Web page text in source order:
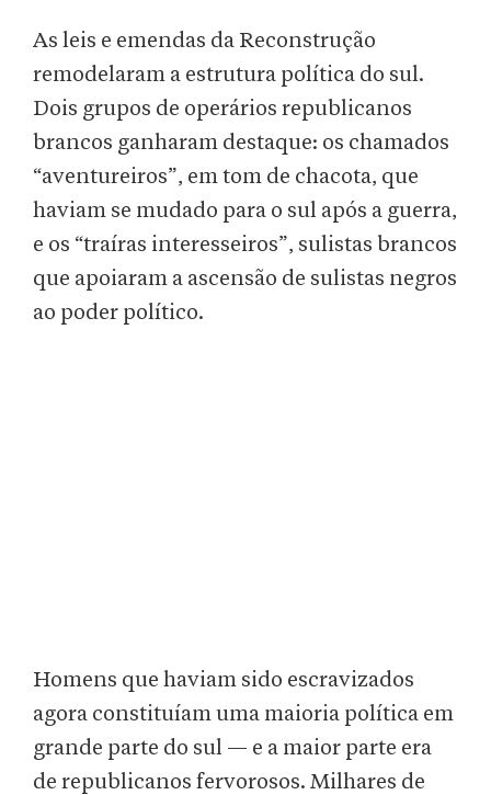
As leis e emendas da Reconstrução
remodelaram a estrutura política do sul.
Dois grupos de operários republicanos
brancos ganharam destaque: os chamados
“aventureiros”, em tom de chacota, que
haviam se mudado para o sul após a guerra,
e os “traíras interesseiros”, sulistas brancos
que apoiaram a ascensão de sulistas negros
ao poder político.
Homens que haviam sido escravizados
agora constituíam uma maioria política em
grande parte do sul — e a maior parte era
de republicanos fervorosos. Milhares de